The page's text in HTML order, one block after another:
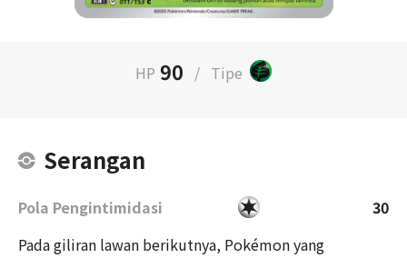
HP 90 / Tipe
Serangan
Pola Pengintimidasi
30
Pada giliran lawan berikutnya, Pokémon yang